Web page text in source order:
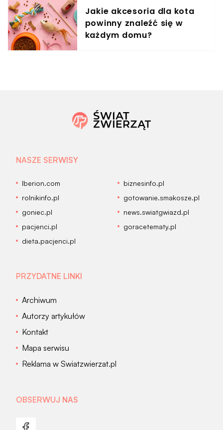
Jakie akcesoria dla kota
powinny znaleźć się w
każdym domu?
NASZE SERWISY
Iberion.com
biznesinfo.pl
rolnikinfo.pl
gotowanie.smakosze.pl
goniec.pl
news.swiatgwiazd.pl
pacjenci.pl
goracetematy.pl
dieta.pacjenci.pl
PRZYDATNE LINKI
Archiwum
Autorzy artykułów
Kontakt
Mapa serwisu
Reklama w Swiatzwierzat.pl
OBSERWUJ NAS